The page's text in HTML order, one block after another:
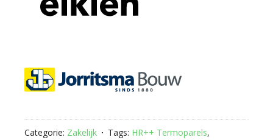
Categorie: Zakelijk Tags: HR++ Termoparels,